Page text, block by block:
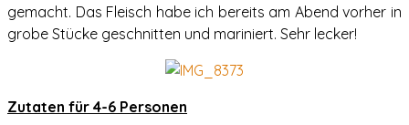
gemacht. Das Fleisch habe ich bereits am Abend vorher in
grobe Stücke geschnitten und mariniert. Sehr lecker!
Zutaten für 4-6 Personen